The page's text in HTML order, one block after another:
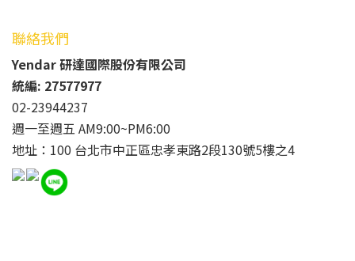
聯絡我們
Yendar 研達國際股份有限公司
統編: 27577977
02-23944237
週一至週五 AM9:00~PM6:00
地址：100 台北市中正區忠孝東路2段130號5樓之4